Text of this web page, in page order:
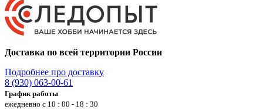
Доставка по всей территории России
Подробнее про доставку
8 (930) 063-00-61
График работы
ежедневно с 10 : 00 - 18 : 30